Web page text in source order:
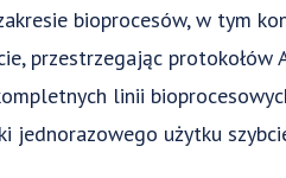
bioprocesów, w tym
przestrzegając protokołów
linii
jednorazowego użytku